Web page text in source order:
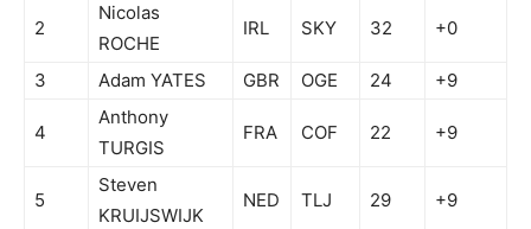
2
Nicolas
ROCHE
IRL SKY 32 +0
3 Adam YATES GBR OGE 24 +9
4
Anthony
TURGIS
FRA COF 22 +9
5
Steven
KRUIJSWIJK
NED TLJ 29 +9